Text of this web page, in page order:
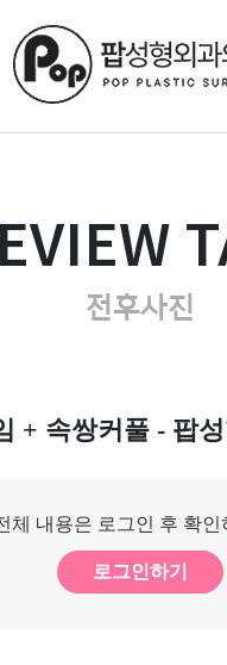
전후사진
+ 속쌍커풀 - 팝
체 내용은 로그인 후 확
로그인하기